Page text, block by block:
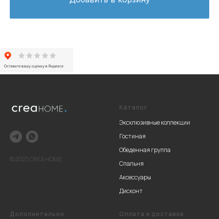
© 2023 CREA HOME
Каталог
Эксклюзивные коллекции
Гостиная
Обеденная группа
Спальня
Аксессуары
Дисконт
Дополнительно Оплата и доставка